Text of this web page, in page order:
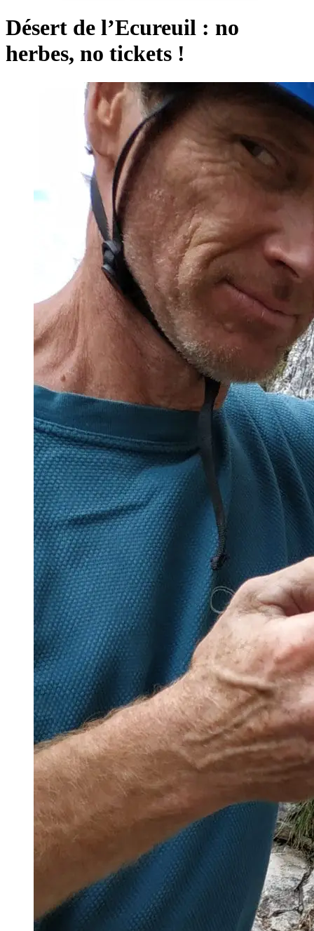
Désert de l’Ecureuil : no
herbes, no tickets !